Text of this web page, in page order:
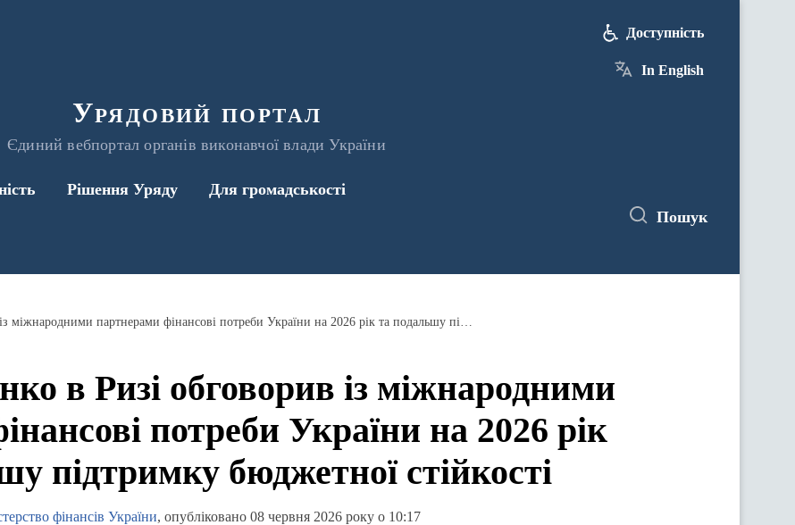
Урядовий портал
Єдиний вебпортал органів виконавчої влади України
Доступність
In English
Рішення Уряду Для громадськості
Пошук
Сергій Марченко в Ризі обговорив із міжнародними партнерами фінансові потреби України на 2026 рік та подальшу підтримку бюджетної стійкості
в Ризі обговорив із міжнародними
потреби України на 2026 рік
підтримку бюджетної стійкості
фінансів України, опубліковано 08 червня 2026 року о 10:17